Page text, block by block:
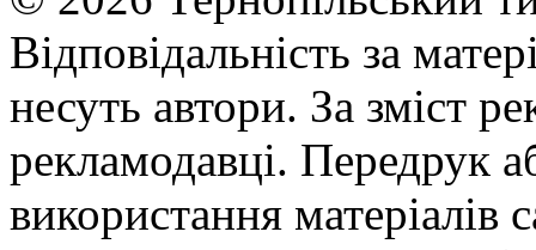
Відповідальність за
несуть автори. За зміст
рекламодавці. Передрук
використання матеріалів